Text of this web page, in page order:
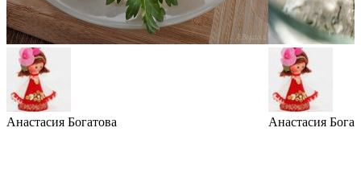
Анастасия Богатова Анастасия